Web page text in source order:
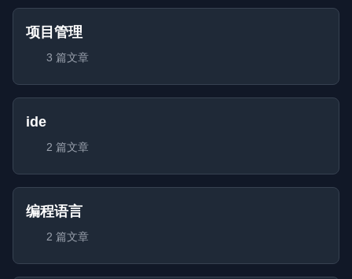
项目管理
3 篇文章
ide
2 篇文章
编程语言
2 篇文章